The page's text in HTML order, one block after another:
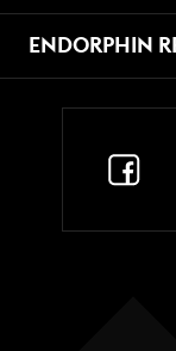
ENDORPHIN